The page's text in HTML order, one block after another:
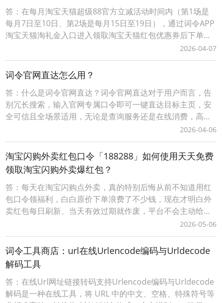
答：在每月淘宝天猫超级88官方立减活动时间内（第1场是
每月7日至10日、第2场是每月15日至19日），通过词令APP
淘宝天猫淘礼金入口进入领取淘宝天猫红包优惠券后下单可
叠加淘宝天猫超级88官方立减活动优惠力度会更大让淘宝天
猫购物更划算；词令直达口令：淘宝天猫超级88官方立减遇
到淘礼金天猫淘宝红包优惠券优惠力度会更大吗？1、打开「
词令 」APP，输入口令“ 80
2026-04-07
词令官网直达怎么用？
答：什么是词令官网直达？词令官网直达对于用户而言，告
别冗长搜索，输入官网专属口令即可一键直达目标主页，安
全可信且全场景适用，无论是查询服务还是在线消费，高效
触达省时省心；对站长/商家来说，注册网站名称作为口令，
低成本构建品牌专属流量入口，精准引流无中间流失，更可
灵活关联活动页、促销页等动态目标，结合后台数据追踪优
化推广策略，让每一份流量都转化为实际价值。词令以“
2026-04-06
淘宝闪购外卖红包口令「188288」如何使用天天免费
领取淘宝闪购外卖爆红包？
答：每天在淘宝闪购点外卖，真的特别后悔从前不知道用红
包口令领福利，白白原价下单浪费了不少钱，现在才明白外
卖红包每日刷新、当天有效过期就作废，平台不会主动给老
用户推送大额隐藏优惠，只有专属口令才能解锁无门槛和满
减福利。往后一定要养成每次点外卖前先领红包的习惯，再
也不愿错过每一笔立减优惠，把本该省下的生活开销稳稳攥
在手里，坚持天天领、单单省，不再为不必要的花销暗自后
2026-05-06
词令工具商店：url在线Urlencode编码与Urldecode
解码工具
答：在线Url网址链接转码支持Urlencode编码与Urldecode
解码是一种在线工具，将 URL 中的中文、空格、特殊符号等